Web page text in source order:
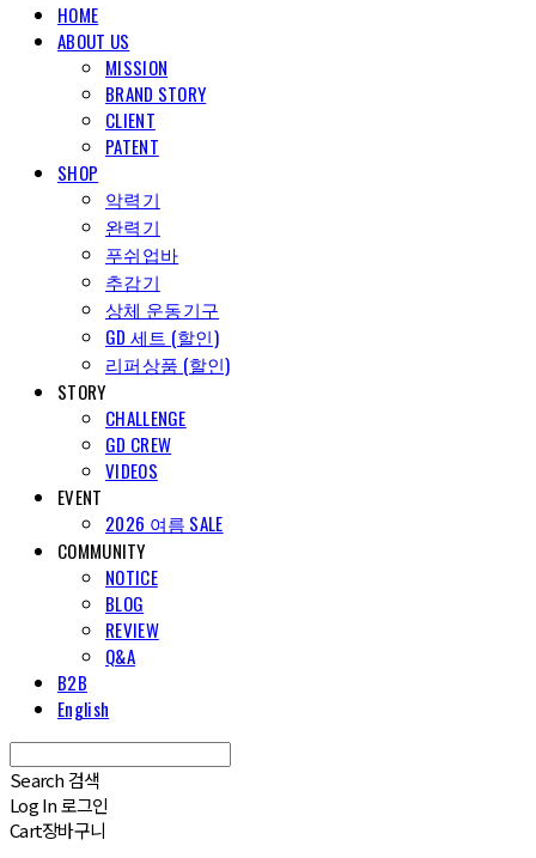
HOME
ABOUT US
MISSION
BRAND STORY
CLIENT
PATENT
SHOP
악력기
완력기
푸쉬업바
추감기
상체 운동기구
GD 세트 (할인)
리퍼상품 (할인)
STORY
CHALLENGE
GD CREW
VIDEOS
EVENT
2026 여름 SALE
COMMUNITY
NOTICE
BLOG
REVIEW
Q&A
B2B
English
Search 검색
Log In로그인
Cart장바구니